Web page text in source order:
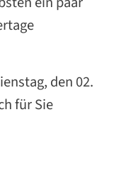
den 02.
für Sie